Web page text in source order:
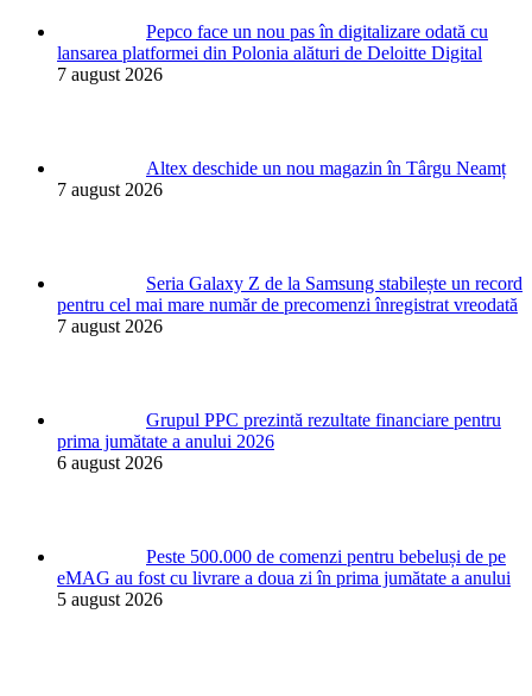
Pepco face un nou pas în digitalizare odată cu
lansarea platformei din Polonia alături de Deloitte Digital
7 august 2026
Altex deschide un nou magazin în Târgu Neamț
7 august 2026
Seria Galaxy Z de la Samsung stabilește un record
pentru cel mai mare număr de precomenzi înregistrat vreodată
7 august 2026
Grupul PPC prezintă rezultate financiare pentru
prima jumătate a anului 2026
6 august 2026
Peste 500.000 de comenzi pentru bebeluși de pe
eMAG au fost cu livrare a doua zi în prima jumătate a anului
5 august 2026